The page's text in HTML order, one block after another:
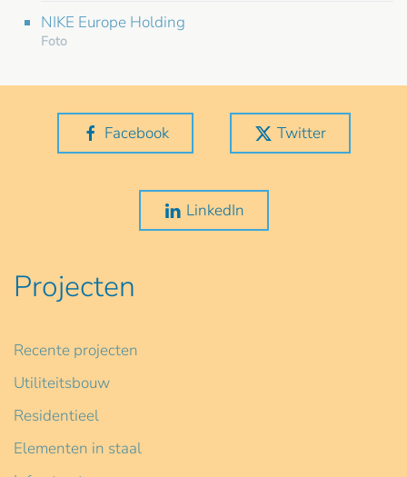
NIKE Europe Holding
Foto
Facebook Twitter
LinkedIn
Projecten
Recente projecten
Utiliteitsbouw
Residentieel
Elementen in staal